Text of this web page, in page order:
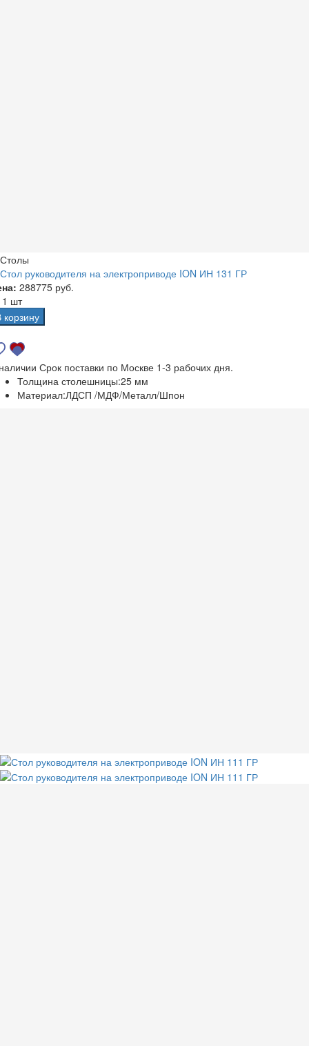
Столы
Стол руководителя на электроприводе ION ИН 131 ГР
288775 руб.
1 шт
корзину
Срок поставки по Москве 1-3 рабочих дня.
Толщина столешницы:25 мм
Материал:ЛДСП /МДФ/Металл/Шпон